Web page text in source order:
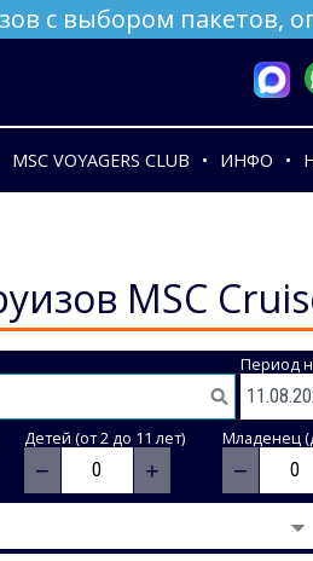
с выбором пакетов,
MSC VOYAGERS CLUB ИНФО
MSC
Период
Детей (от 2 до 11 лет)
− +
Младенец
−